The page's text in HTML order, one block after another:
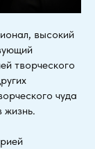
высокий
творческого
чуда
жизнь.